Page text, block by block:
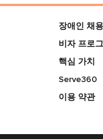
장애인 채용
비자 프로
핵심 가치
Serve360
이용 약관